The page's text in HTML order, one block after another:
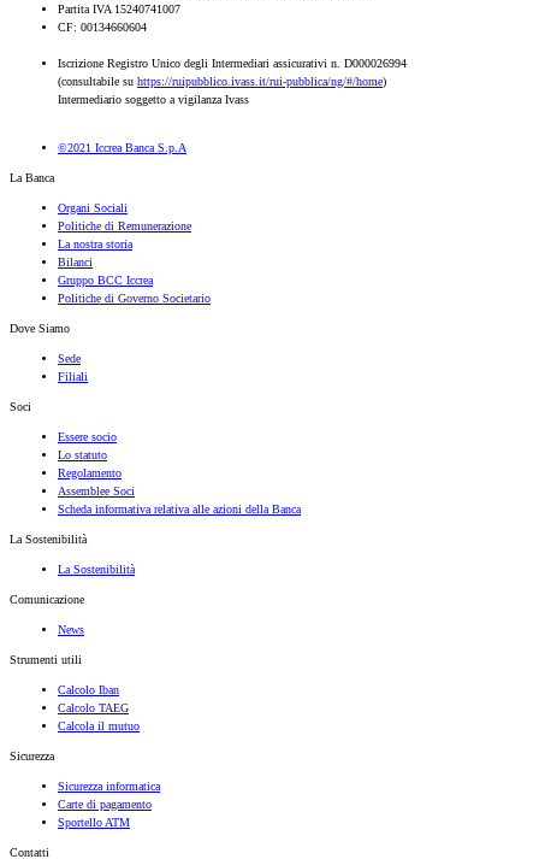
Partita IVA 15240741007
CF: 00134660604
Iscrizione Registro Unico degli Intermediari assicurativi n. D000026994
(consultabile su https://ruipubblico.ivass.it/rui-pubblica/ng/#/home)
Intermediario soggetto a vigilanza Ivass
©2021 Iccrea Banca S.p.A
La Banca
Organi Sociali
Politiche di Remunerazione
La nostra storia
Bilanci
Gruppo BCC Iccrea
Politiche di Governo Societario
Dove Siamo
Sede
Filiali
Soci
Essere socio
Lo statuto
Regolamento
Assemblee Soci
Scheda informativa relativa alle azioni della Banca
La Sostenibilità
La Sostenibilità
Comunicazione
News
Strumenti utili
Calcolo Iban
Calcolo TAEG
Calcola il mutuo
Sicurezza
Sicurezza informatica
Carte di pagamento
Sportello ATM
Contatti